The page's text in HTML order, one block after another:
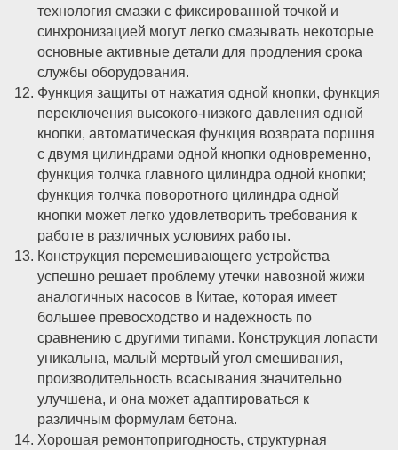
технология смазки с фиксированной точкой и
синхронизацией могут легко смазывать некоторые
основные активные детали для продления срока
службы оборудования.
Функция защиты от нажатия одной кнопки, функция
переключения высокого-низкого давления одной
кнопки, автоматическая функция возврата поршня
с двумя цилиндрами одной кнопки одновременно,
функция толчка главного цилиндра одной кнопки;
функция толчка поворотного цилиндра одной
кнопки может легко удовлетворить требования к
работе в различных условиях работы.
Конструкция перемешивающего устройства
успешно решает проблему утечки навозной жижи
аналогичных насосов в Китае, которая имеет
большее превосходство и надежность по
сравнению с другими типами. Конструкция лопасти
уникальна, малый мертвый угол смешивания,
производительность всасывания значительно
улучшена, и она может адаптироваться к
различным формулам бетона.
Хорошая ремонтопригодность, структурная